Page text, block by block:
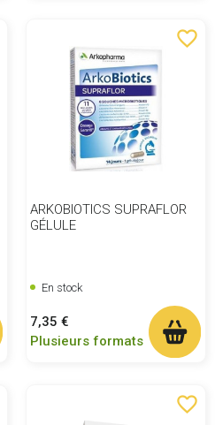
favorite_border
ARKOBIOTICS SUPRAFLOR
GÉLULE
En stock
Prix
7,35 €
Plusieurs formats
favorite_border